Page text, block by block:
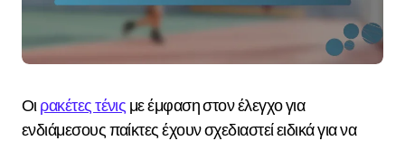
Οιρακέτες τένις με έμφαση στον έλεγχο για
ενδιάμεσους παίκτες έχουν σχεδιαστεί ειδικά για να